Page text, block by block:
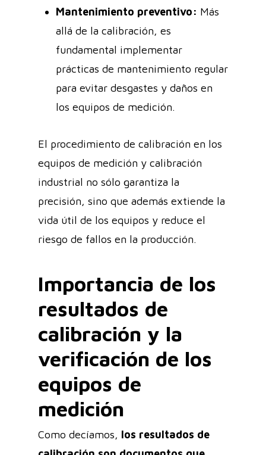
Mantenimiento preventivo: Más
allá de la calibración, es
fundamental implementar
prácticas de mantenimiento regular
para evitar desgastes y daños en
los equipos de medición.
El procedimiento de calibración en los
equipos de medición y calibración
industrial no sólo garantiza la
precisión, sino que además extiende la
vida útil de los equipos y reduce el
riesgo de fallos en la producción.
Importancia de los
resultados de
calibración y la
verificación de los
equipos de
medición
Como decíamos, los resultados de